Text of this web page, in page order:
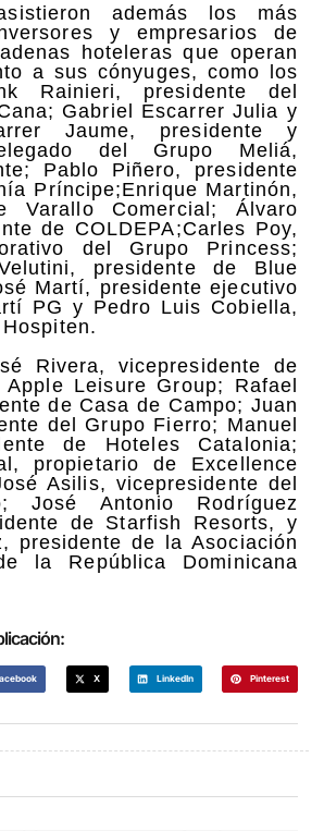
además los más
y empresarios de
hoteleras que operan
a sus cónyuges, como los
Rainieri, presidente del
Gabriel Escarrer Julia y
Jaume, presidente y
del Grupo Meliá,
Pablo Piñero, presidente
Príncipe;Enrique Martinón,
Varallo Comercial; Álvaro
de COLDEPA;Carles Poy,
del Grupo Princess;
presidente de Blue
Martí, presidente ejecutivo
PG y Pedro Luis Cobiella,
Rivera, vicepresidente de
Leisure Group; Rafael
de Casa de Campo; Juan
del Grupo Fierro; Manuel
de Hoteles Catalonia;
propietario de Excellence
Asilis, vicepresidente del
José Antonio Rodríguez
de Starfish Resorts, y
presidente de la Asociación
la República Dominicana
X LinkedIn Pinterest